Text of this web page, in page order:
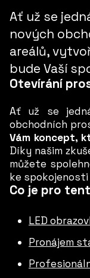
Ať už se
nových
areálů,
bude Vaší
Otevírání
Ať už se
obchodních
Vám koncept,
Díky našim
můžete
ke spokojenosti
Co je pro
LED
Pronájem